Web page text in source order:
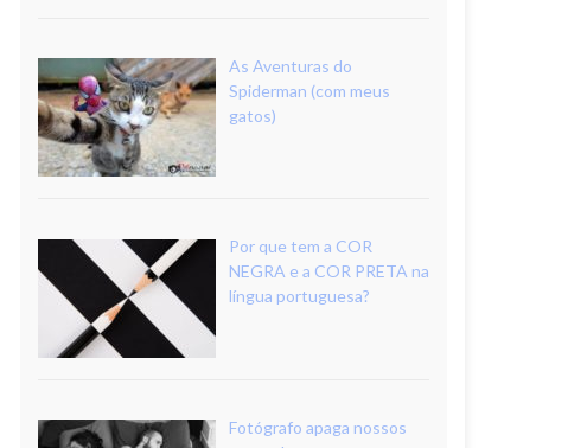
As Aventuras do
Spiderman (com meus
gatos)
Por que tem a COR
NEGRA e a COR PRETA na
língua portuguesa?
Fotógrafo apaga nossos